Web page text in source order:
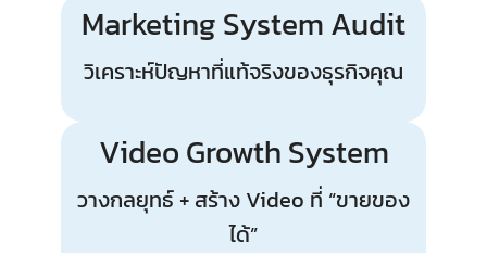
Marketing System Audit
วิเคราะห์ปัญหาที่แท้จริงของธุรกิจคุณ
Video Growth System
วางกลยุทธ์ + สร้าง Video ที่ “ขายของ
ได้”